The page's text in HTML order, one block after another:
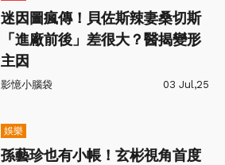
迷因圖瘋傳！貝佐斯辣妻桑切斯
「進廠前後」差很大？醫揭變形
主因
影憶小腦袋 03 Jul,25
娛樂
孫藝珍也有小帳！玄彬視角首度